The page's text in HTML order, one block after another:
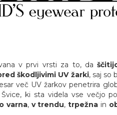
v prvi vrsti za to, da
škodljivimi UV žarki, saj so
več UV žarkov penetrira
ki sta videla vse večjo
varna, v trendu,trpežna in